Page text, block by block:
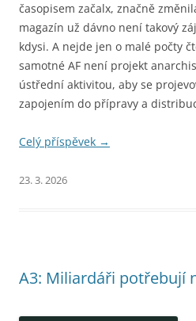
časopisem začalx, značně
magazín už dávno není takový
kdysi. A nejde jen o malé počty
samotné AF není projekt
ústřední aktivitou, aby se
zapojením do přípravy a
Celý příspěvek →
23. 3. 2026
A3: Miliardáři potřebují